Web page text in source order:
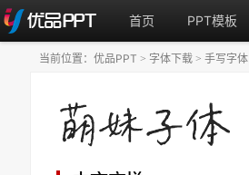
首页 PPT模板
当前位置： 优品PPT > 字体下载 > 手写字体